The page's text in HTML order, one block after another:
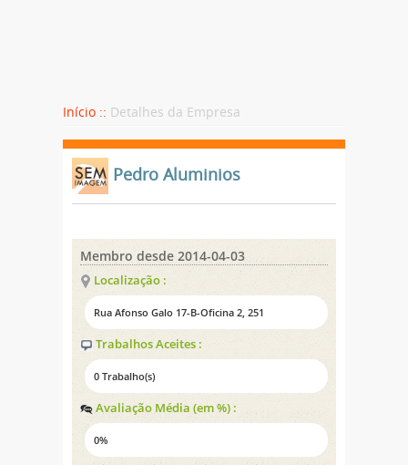
Início :: Detalhes da Empresa
Pedro Aluminios
Membro desde 2014-04-03
Localização :
Rua Afonso Galo 17-B-Oficina 2, 251
Trabalhos Aceites :
0 Trabalho(s)
Avaliação Média (em %) :
0%